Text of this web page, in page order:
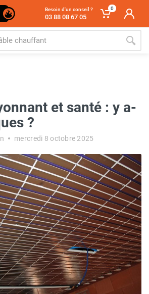
Besoin d'un conseil ?
03 88 08 67 05
0
et santé : y a-
?
mercredi 8 octobre 2025